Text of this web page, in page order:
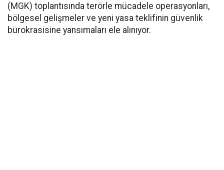
(MGK) toplantısında terörle mücadele operasyonları,
bölgesel gelişmeler ve yeni yasa teklifinin güvenlik
bürokrasisine yansımaları ele alınıyor.